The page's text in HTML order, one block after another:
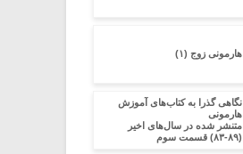
هارمونی زوج (۱)
نگاهی گذرا به کتاب‌های آموزش
هارمونی
متنشر شده در سال‌های اخیر
(۸۹-۸۳) قسمت سوم